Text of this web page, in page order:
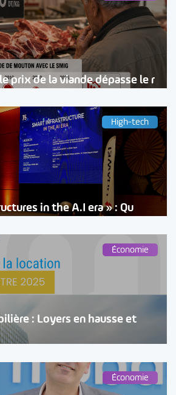
prix de la viande dépasse le r
High-tech
in the A.I era » : Qu
Économie
: Loyers en hausse et
Économie